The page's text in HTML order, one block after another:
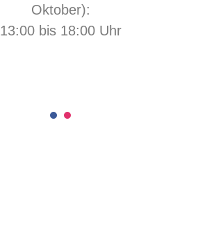
Oktober):
13:00 bis 18:00 Uhr